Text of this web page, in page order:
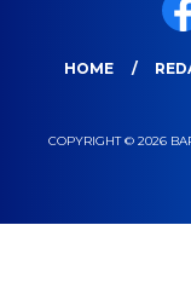
HOME
COPYRIGHT © 2026